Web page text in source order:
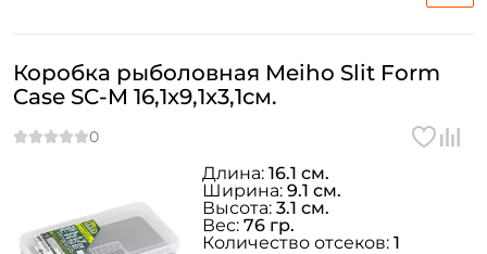
Коробка рыболовная Meiho Slit Form
Case SC-M 16,1x9,1x3,1см.
Длина: 16.1 см.
Ширина: 9.1 см.
Высота: 3.1 см.
Вес: 76 гр.
Количество отсеков: 1